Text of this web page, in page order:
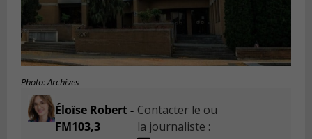
Photo: Archives
Éloïse Robert -
FM103,3
Contacter le ou
la journaliste :